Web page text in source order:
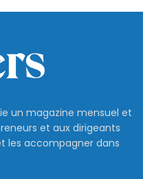
un magazine mensuel et
et aux dirigeants
les accompagner dans